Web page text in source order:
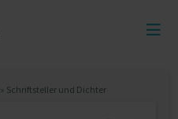
» Schriftsteller und Dichter